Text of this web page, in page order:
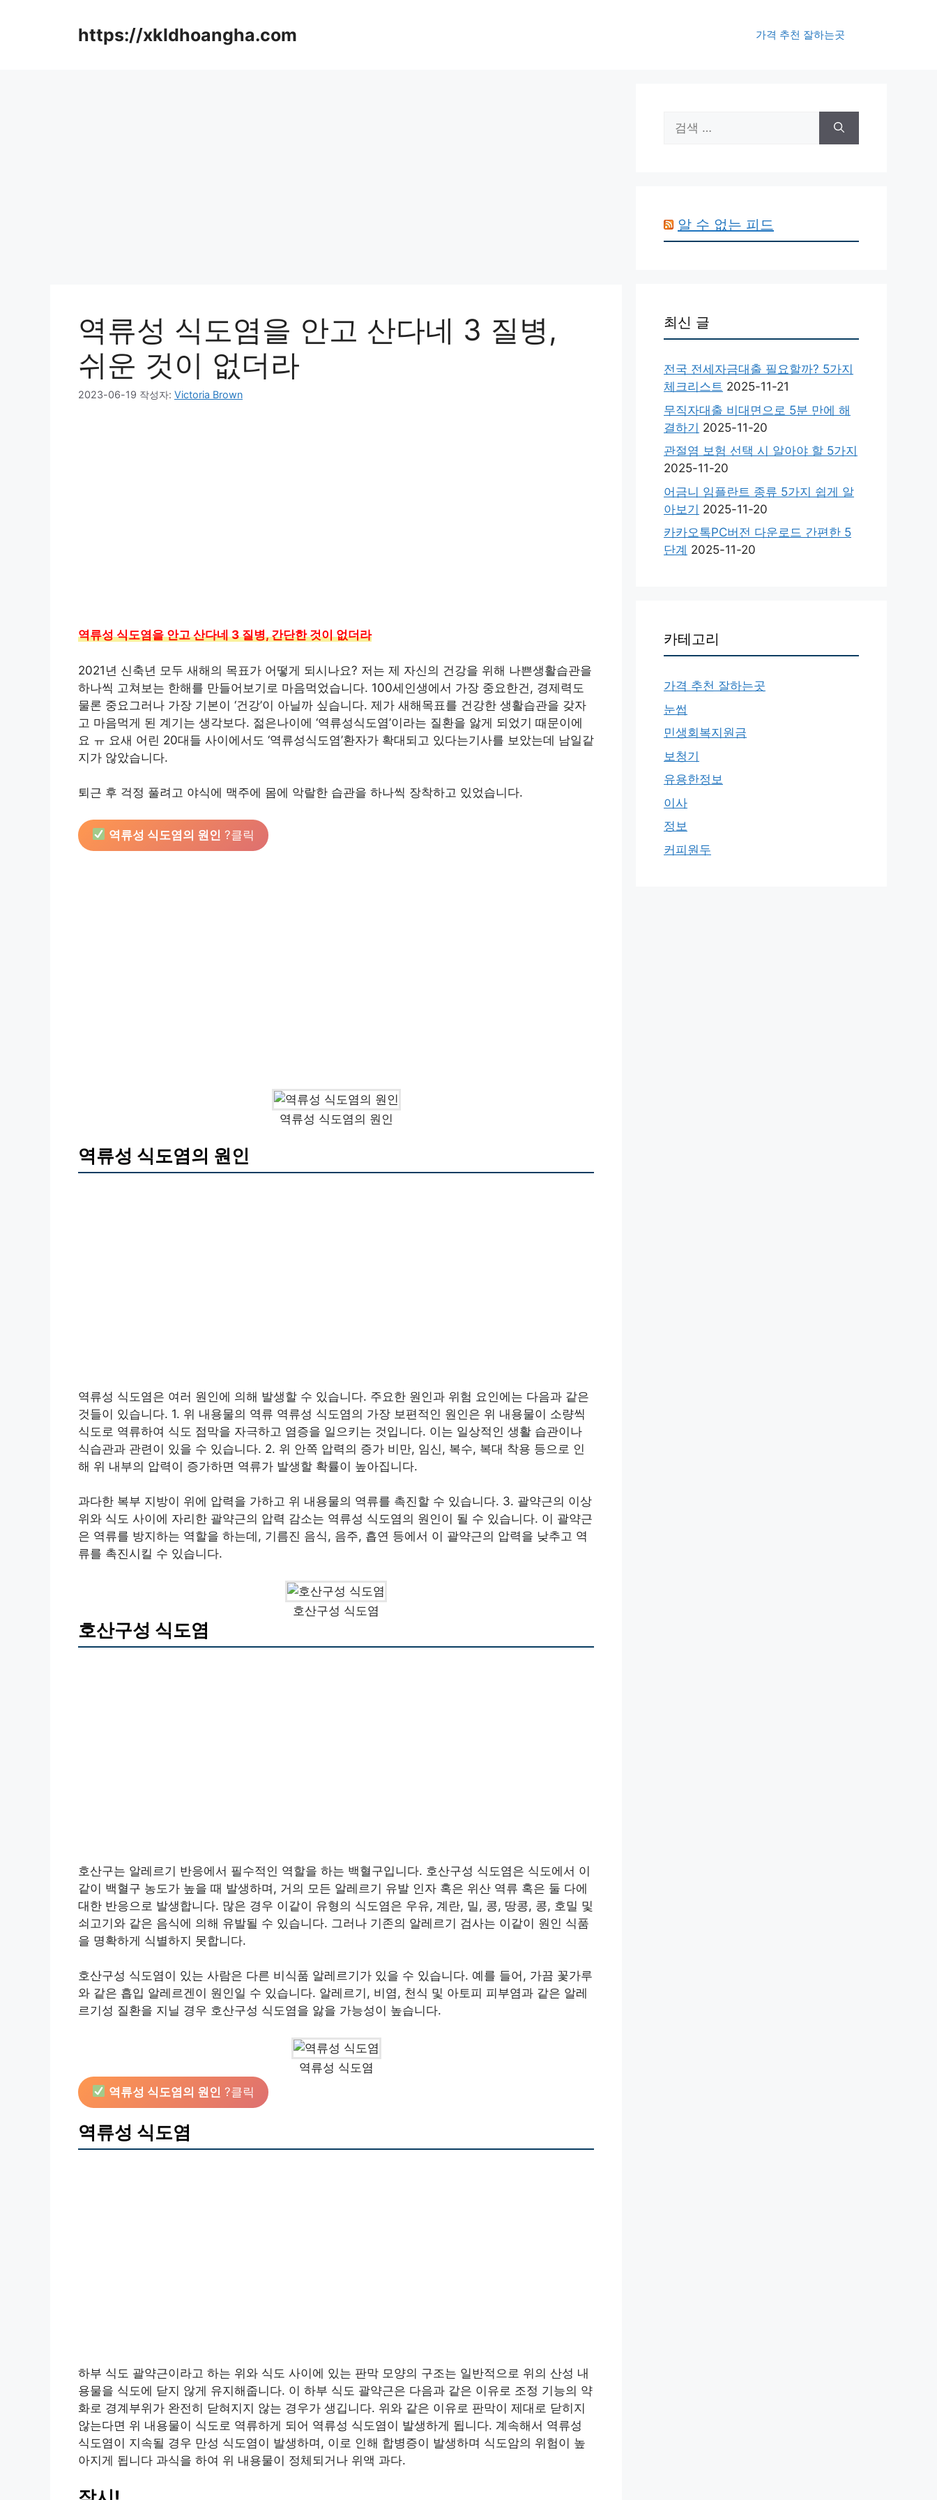
https://xkldhoangha.com 가격 추천 잘하는곳
역류성 식도염을 안고 산다네 3 질병,
쉬운 것이 없더라
2023-06-19 작성자: Victoria Brown
역류성 식도염을 안고 산다네 3 질병, 간단한 것이 없더라
2021년 신축년 모두 새해의 목표가 어떻게 되시나요? 저는 제 자신의 건강을 위해 나쁜생활습관을
하나씩 고쳐보는 한해를 만들어보기로 마음먹었습니다. 100세인생에서 가장 중요한건, 경제력도
물론 중요그러나 가장 기본이 ‘건강’이 아닐까 싶습니다. 제가 새해목표를 건강한 생활습관을 갖자
고 마음먹게 된 계기는 생각보다. 젊은나이에 ‘역류성식도염’이라는 질환을 앓게 되었기 때문이에
요 ㅠ 요새 어린 20대들 사이에서도 ‘역류성식도염’환자가 확대되고 있다는기사를 보았는데 남일같
지가 않았습니다.
퇴근 후 걱정 풀려고 야식에 맥주에 몸에 악랄한 습관을 하나씩 장착하고 있었습니다.
역류성 식도염의 원인 ?클릭
역류성 식도염의 원인
역류성 식도염의 원인
역류성 식도염은 여러 원인에 의해 발생할 수 있습니다. 주요한 원인과 위험 요인에는 다음과 같은
것들이 있습니다. 1. 위 내용물의 역류 역류성 식도염의 가장 보편적인 원인은 위 내용물이 소량씩
식도로 역류하여 식도 점막을 자극하고 염증을 일으키는 것입니다. 이는 일상적인 생활 습관이나
식습관과 관련이 있을 수 있습니다. 2. 위 안쪽 압력의 증가 비만, 임신, 복수, 복대 착용 등으로 인
해 위 내부의 압력이 증가하면 역류가 발생할 확률이 높아집니다.
과다한 복부 지방이 위에 압력을 가하고 위 내용물의 역류를 촉진할 수 있습니다. 3. 괄약근의 이상
위와 식도 사이에 자리한 괄약근의 압력 감소는 역류성 식도염의 원인이 될 수 있습니다. 이 괄약근
은 역류를 방지하는 역할을 하는데, 기름진 음식, 음주, 흡연 등에서 이 괄약근의 압력을 낮추고 역
류를 촉진시킬 수 있습니다.
호산구성 식도염
호산구성 식도염
호산구는 알레르기 반응에서 필수적인 역할을 하는 백혈구입니다. 호산구성 식도염은 식도에서 이
같이 백혈구 농도가 높을 때 발생하며, 거의 모든 알레르기 유발 인자 혹은 위산 역류 혹은 둘 다에
대한 반응으로 발생합니다. 많은 경우 이같이 유형의 식도염은 우유, 계란, 밀, 콩, 땅콩, 콩, 호밀 및
쇠고기와 같은 음식에 의해 유발될 수 있습니다. 그러나 기존의 알레르기 검사는 이같이 원인 식품
을 명확하게 식별하지 못합니다.
호산구성 식도염이 있는 사람은 다른 비식품 알레르기가 있을 수 있습니다. 예를 들어, 가끔 꽃가루
와 같은 흡입 알레르겐이 원인일 수 있습니다. 알레르기, 비염, 천식 및 아토피 피부염과 같은 알레
르기성 질환을 지닐 경우 호산구성 식도염을 앓을 가능성이 높습니다.
역류성 식도염
역류성 식도염의 원인 ?클릭
역류성 식도염
하부 식도 괄약근이라고 하는 위와 식도 사이에 있는 판막 모양의 구조는 일반적으로 위의 산성 내
용물을 식도에 닫지 않게 유지해줍니다. 이 하부 식도 괄약근은 다음과 같은 이유로 조정 기능의 약
화로 경계부위가 완전히 닫혀지지 않는 경우가 생깁니다. 위와 같은 이유로 판막이 제대로 닫히지
않는다면 위 내용물이 식도로 역류하게 되어 역류성 식도염이 발생하게 됩니다. 계속해서 역류성
식도염이 지속될 경우 만성 식도염이 발생하며, 이로 인해 합병증이 발생하며 식도암의 위험이 높
아지게 됩니다 과식을 하여 위 내용물이 정체되거나 위액 과다.
색:
알 수 없는 피드
최신 글
전국 전세자금대출 필요할까? 5가지
체크리스트 2025-11-21
무직자대출 비대면으로 5분 만에 해
결하기 2025-11-20
관절염 보험 선택 시 알아야 할 5가지
2025-11-20
어금니 임플란트 종류 5가지 쉽게 알
아보기 2025-11-20
카카오톡PC버전 다운로드 간편한 5
단계 2025-11-20
카테고리
가격 추천 잘하는곳
눈썹
민생회복지원금
보청기
유용한정보
이사
정보
커피원두